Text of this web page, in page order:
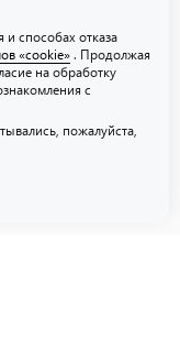
«cookie»
способах отказа
«cookie» . Продолжая
на обработку
с
пожалуйста,